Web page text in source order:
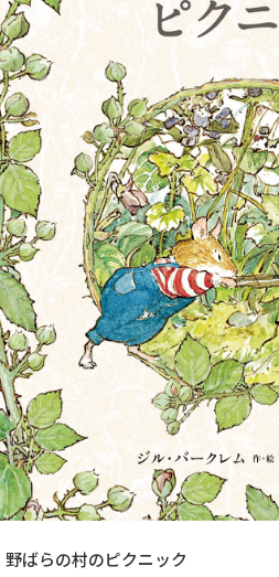
野ばらの村のピクニック